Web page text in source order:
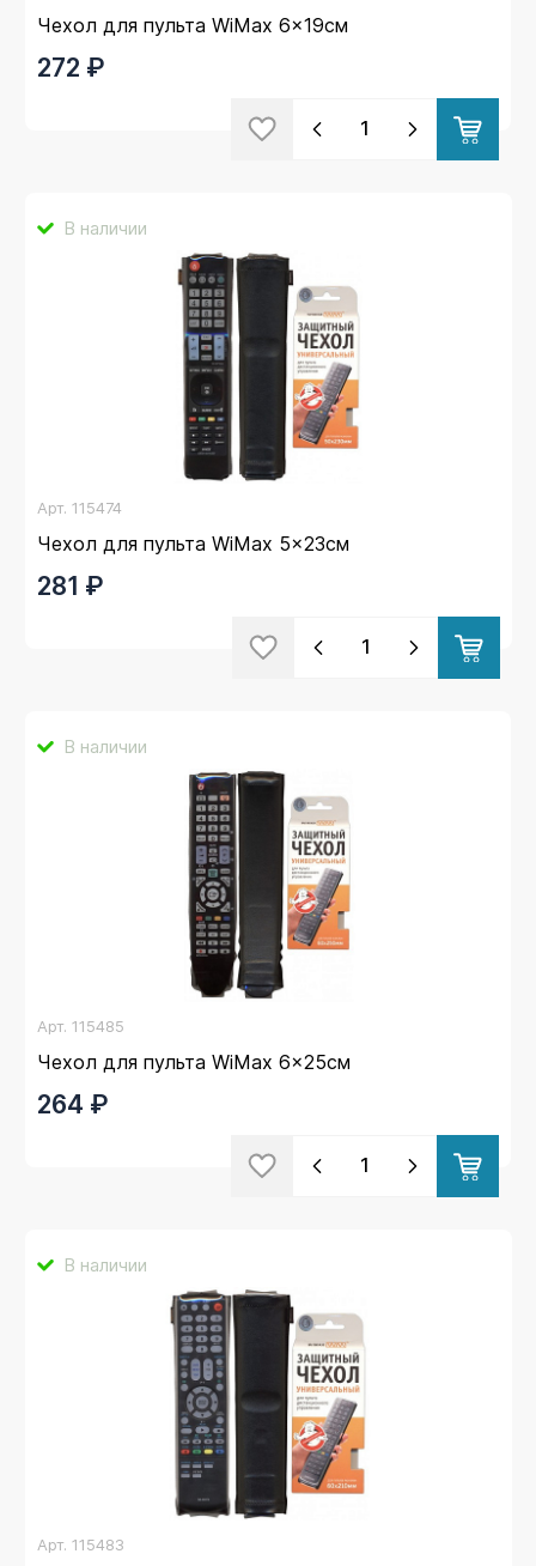
Чехол для пульта WiMax 6x19см
272 ₽
В наличии
Арт. 115474
Чехол для пульта WiMax 5x23см
281 ₽
В наличии
Арт. 115485
Чехол для пульта WiMax 6x25см
264 ₽
В наличии
Арт. 115483